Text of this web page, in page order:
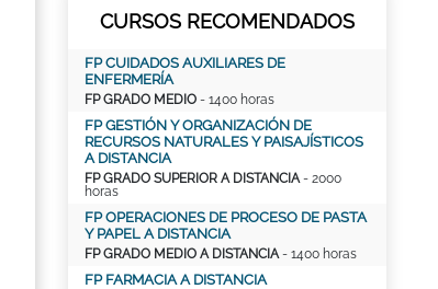
CURSOS RECOMENDADOS
FP CUIDADOS AUXILIARES DE
ENFERMERÍA
FP GRADO MEDIO - 1400 horas
FP GESTIÓN Y ORGANIZACIÓN DE
RECURSOS NATURALES Y PAISAJÍSTICOS
A DISTANCIA
FP GRADO SUPERIOR A DISTANCIA- 2000
horas
FP OPERACIONES DE PROCESO DE PASTA
Y PAPEL A DISTANCIA
FP GRADO MEDIO A DISTANCIA- 1400 horas
FP FARMACIA A DISTANCIA